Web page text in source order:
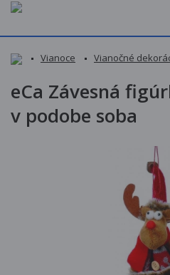
Vianoce Vianočné
eCa Závesná
v podobe soba